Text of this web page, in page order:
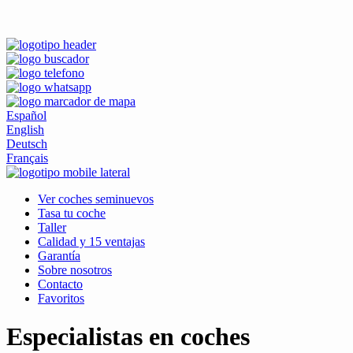
Español
English
Deutsch
Français
Ver coches seminuevos
Tasa tu coche
Taller
Calidad y 15 ventajas
Garantía
Sobre nosotros
Contacto
Favoritos
Especialistas en coches